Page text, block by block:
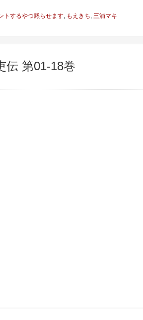
トするやつ黙らせます もえきち 三浦マキ
伝 第01-18巻